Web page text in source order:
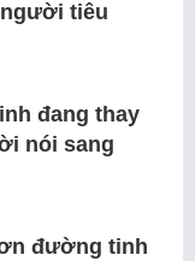
tiêu
đang thay
nói sang
đường tinh